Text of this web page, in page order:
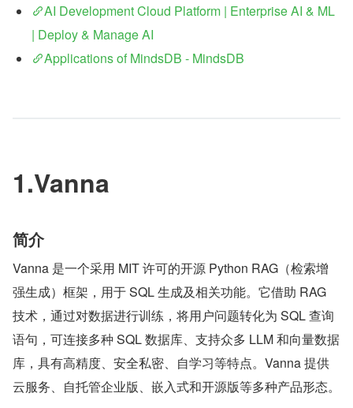
AI Development Cloud Platform | Enterprise AI & ML
| Deploy & Manage AI
Applications of MindsDB - MindsDB
1.Vanna
简介
Vanna 是一个采用 MIT 许可的开源 Python RAG（检索增
强生成）框架，用于 SQL 生成及相关功能。它借助 RAG
技术，通过对数据进行训练，将用户问题转化为 SQL 查询
语句，可连接多种 SQL 数据库、支持众多 LLM 和向量数据
库，具有高精度、安全私密、自学习等特点。Vanna 提供
云服务、自托管企业版、嵌入式和开源版等多种产品形态。